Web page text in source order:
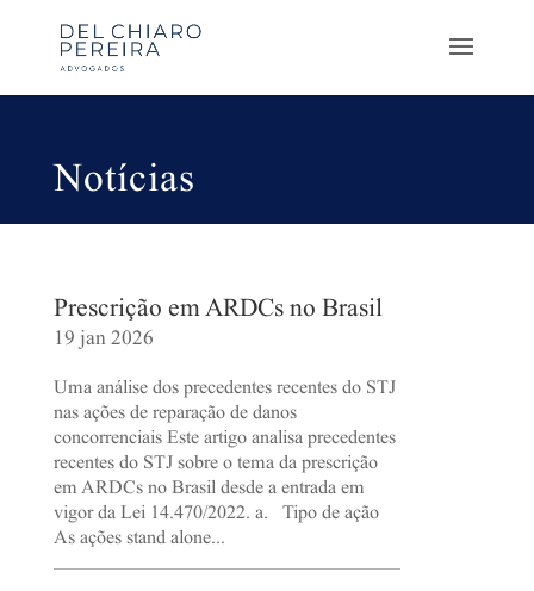
Notícias
Prescrição em ARDCs no Brasil
19 jan 2026
Uma análise dos precedentes recentes do STJ
nas ações de reparação de danos
concorrenciais Este artigo analisa precedentes
recentes do STJ sobre o tema da prescrição
em ARDCs no Brasil desde a entrada em
vigor da Lei 14.470/2022. a. Tipo de ação
As ações stand alone...